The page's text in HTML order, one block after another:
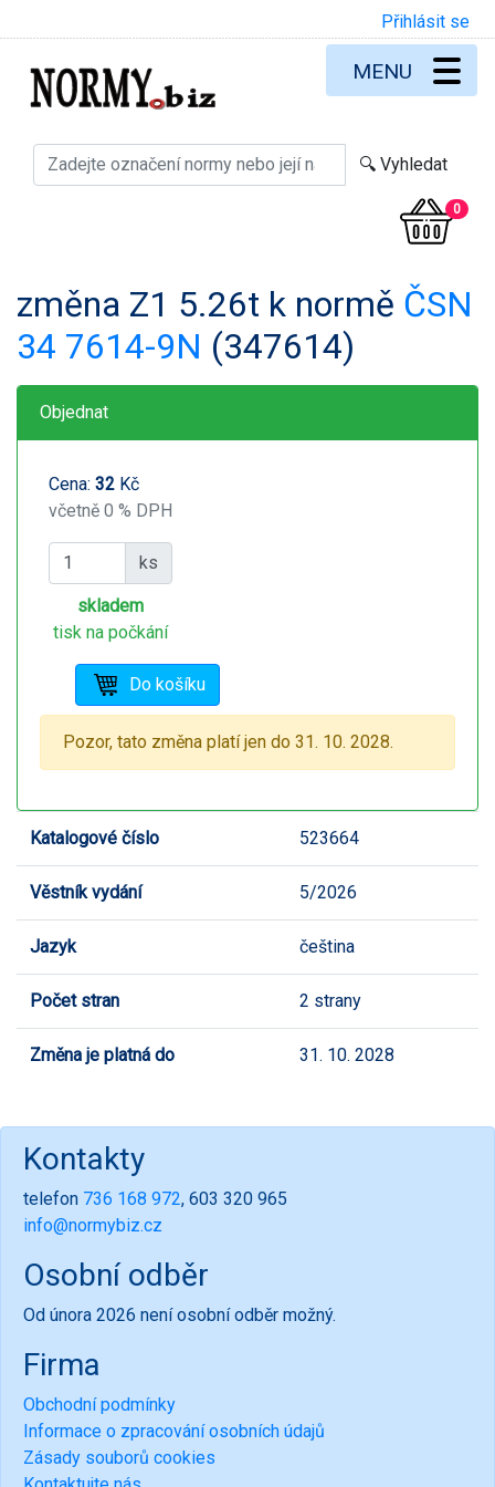
Přihlásit se
0
MENU
změna Z1 5.26t k normě ČSN
34 7614-9N (347614)
Objednat
Cena: 32 Kč
včetně 0 % DPH
ks
skladem
tisk na počkání
Pozor, tato změna platí jen do 31. 10. 2028.
Katalogové číslo 523664
Věstník vydání 5/2026
Jazyk čeština
Počet stran 2 strany
Změna je platná do 31. 10. 2028
Kontakty
telefon 736 168 972, 603 320 965
info@normybiz.cz
Osobní odběr
Od února 2026 není osobní odběr možný.
Firma
Obchodní podmínky
Informace o zpracování osobních údajů
Zásady souborů cookies